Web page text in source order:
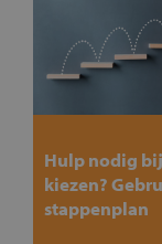
Hulp nodig
kiezen?
stappenplan